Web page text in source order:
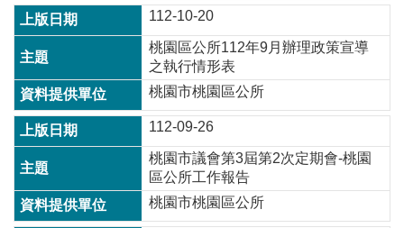
網
站
安
政
策
112-10-20
桃園區公所112年9月辦理政策宣導
之執行情形表
桃園市桃園區公所
112-09-26
桃園市議會第3屆第2次定期會-桃園
區公所工作報告
桃園市桃園區公所